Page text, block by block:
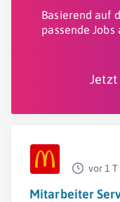
Basierend auf
passende
Jetzt
vor 1 T
Mitarbeiter